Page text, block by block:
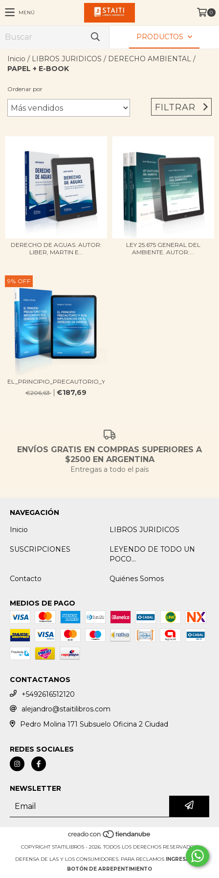
MENÚ 0
PRODUCTOS
Inicio / LIBROS JURIDICOS / DERECHO AMBIENTAL /
PAPEL + E-BOOK
Ordenar por
FILTRAR
DERECHO DE AGUAS. AUTOR:
LIBER, MARTIN E...
LEY 25.675 GENERAL DEL
AMBIENTE. AUTOR:...
9% OFF
EL_PRINCIPIO_PRECAUTORIO_Y_SUS_IMPLICANC...
€206,63
€187,69
ENVÍOS GRATIS EN COMPRAS SUPERIORES A
$2500 EN ARGENTINA
Entregas a todo el país
NAVEGACIÓN
Inicio
LIBROS JURIDICOS
SUSCRIPCIONES
LEYENDO DE TODO UN
POCO...
Contacto Quiénes Somos
MEDIOS DE PAGO
CONTACTANOS
+5492616512120
alejandro@staitilibros.com
Pedro Molina 171 Subsuelo Oficina 2 Ciudad
REDES SOCIALES
NEWSLETTER
COPYRIGHT STAITILIBROS - 2026. TODOS LOS DERECHOS RESERVADOS.
DEFENSA DE LAS Y LOS CONSUMIDORES. PARA RECLAMOS
INGRESÁ ACÁ.
BOTÓN DE ARREPENTIMIENTO